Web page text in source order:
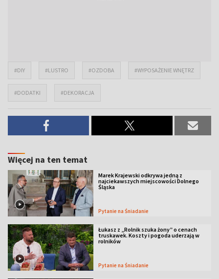
#DIY #LUSTRO #OZDOBA #WYPOSAŻENIE WNĘTRZ
#DODATKI #DEKORACJA
Więcej na ten temat
Marek Krajewski odkrywa jedną z
najciekawszych miejscowości Dolnego
Śląska
Pytanie na Śniadanie
Łukasz z „Rolnik szuka żony” o cenach
truskawek. Koszty i pogoda uderzają w
rolników
Pytanie na Śniadanie